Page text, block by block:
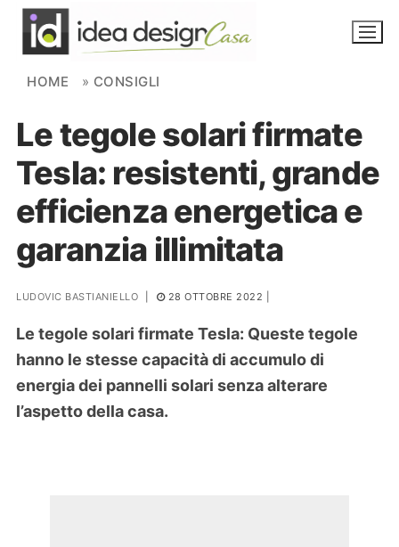
Skip to content
NOVITÀ
AMBIENTI
FAI DA TE
PIANTE
Ortaggio
HOME » CONSIGLI
Le tegole solari firmate
Tesla: resistenti, grande
efficienza energetica e
garanzia illimitata
LUDOVIC BASTIANIELLO 28 OTTOBRE 2022
Le tegole solari firmate Tesla: Queste tegole
hanno le stesse capacità di accumulo di
energia dei pannelli solari senza alterare
l’aspetto della casa.